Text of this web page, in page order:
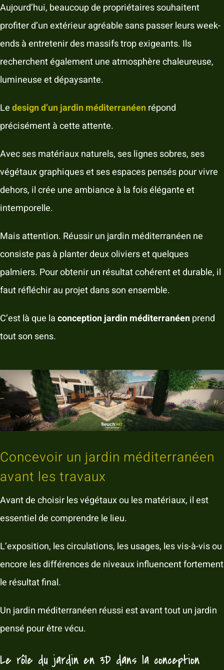
Aujourd’hui, beaucoup de propriétaires souhaitent
profiter d’un extérieur agréable sans passer leurs week-
ends à entretenir des massifs trop exigeants. Ils
recherchent également une atmosphère chaleureuse,
lumineuse et dépaysante.
Ledesign d’un jardin méditerranéen répond
précisément à cette attente.
Avec ses matériaux naturels, ses lignes sobres, ses
végétaux graphiques et ses espaces pensés pour vivre
dehors, il crée une ambiance à la fois élégante et
intemporelle.
Mais attention. Réussir un jardin méditerranéen ne
consiste pas à planter deux oliviers et quelques
palmiers. Pour obtenir un résultat cohérent et durable, il
faut réfléchir au projet dans son ensemble.
C’est là que laconception jardin méditerranéenprend
tout son sens.
Concevoir un jardin méditerranéen
avant les travaux
Avant de choisir les végétaux ou les matériaux, il est
essentiel de comprendre le lieu.
L’exposition, les circulations, les usages, les vis-à-vis ou
encore les différences de niveaux influencent fortement
le résultat final.
Un jardin méditerranéen réussi est avant tout un jardin
pensé pour être vécu.
Le rôle du jardin en 3D dans la conception